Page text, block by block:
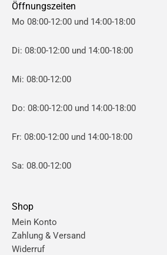
Öffnungszeiten
Mo 08:00-12:00 und 14:00-18:00
Di: 08:00-12:00 und 14:00-18:00
Mi: 08:00-12:00
Do: 08:00-12:00 und 14:00-18:00
Fr: 08:00-12:00 und 14:00-18:00
Sa: 08.00-12:00
Shop
Mein Konto
Zahlung & Versand
Widerruf